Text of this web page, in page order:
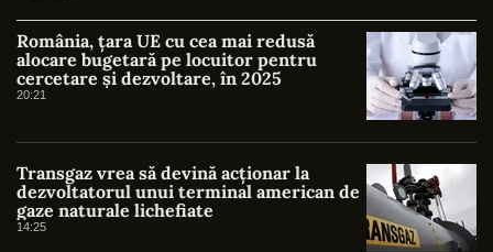
România, țara UE cu cea mai redusă
alocare bugetară pe locuitor pentru
cercetare și dezvoltare, în 2025
20:21
Transgaz vrea să devină acționar la
dezvoltatorul unui terminal american de
gaze naturale lichefiate
14:25